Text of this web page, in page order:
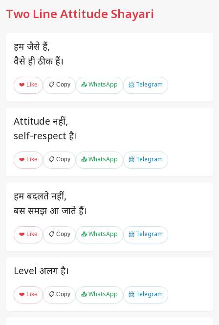
Two Line Attitude Shayari
हम जैसे हैं,
वैसे ही ठीक हैं।
❤️ Like 📋 Copy 📤 WhatsApp 📨 Telegram
Attitude नहीं,
self-respect है।
❤️ Like 📋 Copy 📤 WhatsApp 📨 Telegram
हम बदलते नहीं,
बस समझ आ जाते हैं।
❤️ Like 📋 Copy 📤 WhatsApp 📨 Telegram
Level अलग है।
❤️ Like 📋 Copy 📤 WhatsApp 📨 Telegram